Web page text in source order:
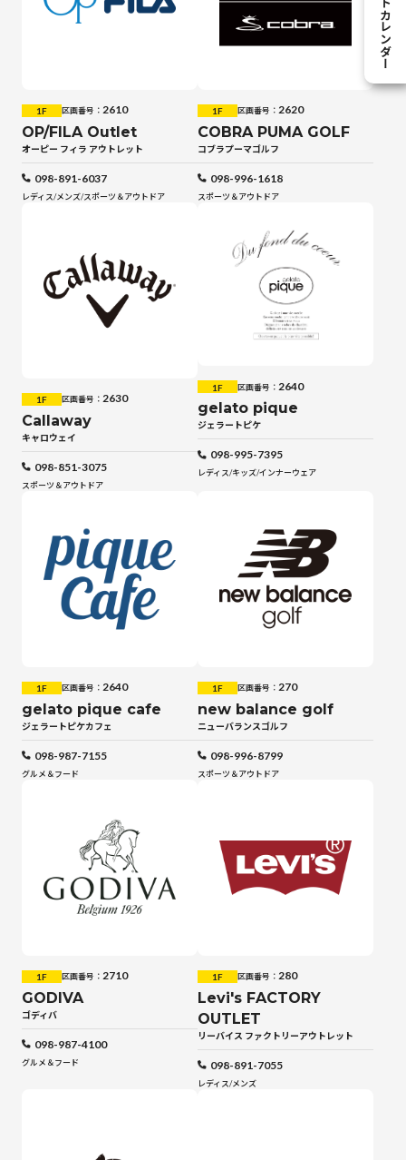
1F 区画番号： 2610
OP/FILA Outlet
オーピー フィラ アウトレット
098-891-6037
レディス/メンズ/スポーツ＆アウトドア
1F 区画番号： 2620
COBRA PUMA GOLF
コブラプーマゴルフ
098-996-1618
スポーツ＆アウトドア
1F 区画番号： 2630
Callaway
キャロウェイ
098-851-3075
スポーツ＆アウトドア
1F 区画番号： 2640
gelato pique
ジェラートピケ
098-995-7395
レディス/キッズ/インナーウェア
1F 区画番号： 2640
gelato pique cafe
ジェラートピケカフェ
098-987-7155
グルメ＆フード
1F 区画番号： 270
new balance golf
ニューバランスゴルフ
098-996-8799
スポーツ＆アウトドア
1F 区画番号： 2710
GODIVA
ゴディバ
098-987-4100
グルメ＆フード
1F 区画番号： 280
Levi's FACTORY
OUTLET
リーバイス ファクトリーアウトレット
098-891-7055
レディス/メンズ